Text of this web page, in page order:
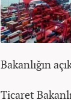
Bakanlığın
Ticaret